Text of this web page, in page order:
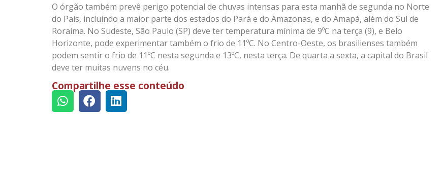
O órgão também prevê perigo potencial de chuvas intensas para esta manhã de segunda no Norte
do País, incluindo a maior parte dos estados do Pará e do Amazonas, e do Amapá, além do Sul de
Roraima. No Sudeste, São Paulo (SP) deve ter temperatura mínima de 9ºC na terça (9), e Belo
Horizonte, pode experimentar também o frio de 11ºC. No Centro-Oeste, os brasilienses também
podem sentir o frio de 11ºC nesta segunda e 13ºC, nesta terça. De quarta a sexta, a capital do Brasil
deve ter muitas nuvens no céu.
Compartilhe esse conteúdo